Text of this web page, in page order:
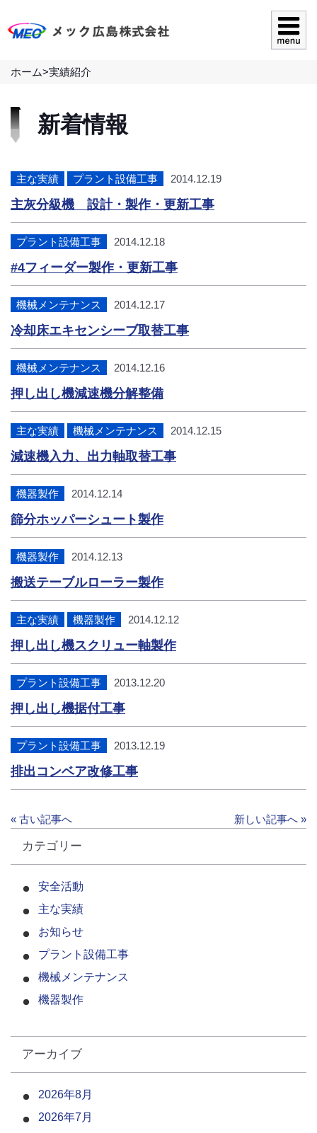
ホーム>実績紹介
新着情報
主な実績 プラント設備工事 2014.12.19
主灰分級機 設計・製作・更新工事
プラント設備工事 2014.12.18
#4フィーダー製作・更新工事
機械メンテナンス 2014.12.17
冷却床エキセンシーブ取替工事
機械メンテナンス 2014.12.16
押し出し機減速機分解整備
主な実績 機械メンテナンス 2014.12.15
減速機入力、出力軸取替工事
機器製作 2014.12.14
篩分ホッパーシュート製作
機器製作 2014.12.13
搬送テーブルローラー製作
主な実績 機器製作 2014.12.12
押し出し機スクリュー軸製作
プラント設備工事 2013.12.20
押し出し機据付工事
プラント設備工事 2013.12.19
排出コンベア改修工事
« 古い記事へ 新しい記事へ »
カテゴリー
安全活動
主な実績
お知らせ
プラント設備工事
機械メンテナンス
機器製作
アーカイブ
2026年8月
2026年7月